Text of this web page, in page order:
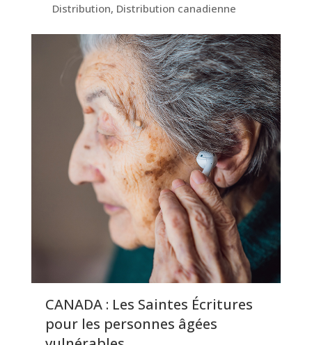
Distribution, Distribution canadienne
CANADA : Les Saintes Écritures
pour les personnes âgées